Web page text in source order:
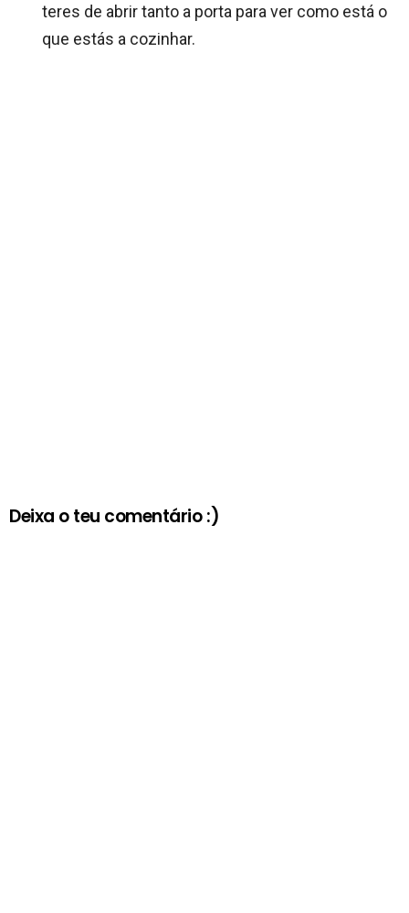
teres de abrir tanto a porta para ver como está o
que estás a cozinhar.
Deixa o teu comentário :)